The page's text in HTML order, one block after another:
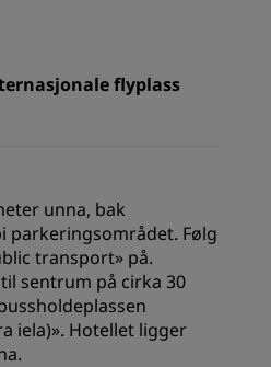
flyplass
unna, bak
parkeringsområdet. Følg
transport» på.
sentrum på cirka 30
iela)». Hotellet ligger